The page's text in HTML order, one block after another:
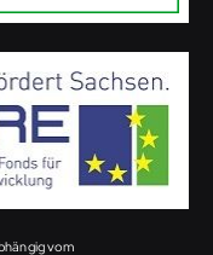
vom